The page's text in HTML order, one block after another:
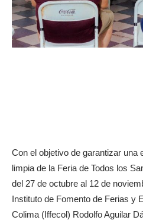
Con el objetivo de garantizar una
limpia de la Feria de Todos los
del 27 de octubre al 12 de
Instituto de Fomento de Ferias y
Colima (Iffecol) Rodolfo Aguilar